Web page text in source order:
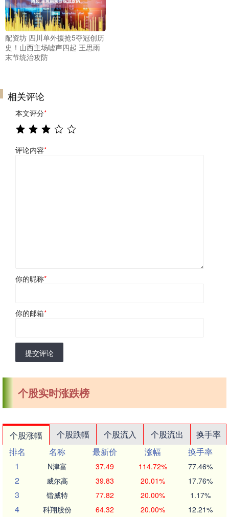
配资坊 四川单外援抢5夺冠创历
史！山西主场嘘声四起 王思雨
末节统治攻防
相关评论
本文评分*
评论内容*
你的昵称*
你的邮箱*
提交评论
个股实时涨跌榜
个股涨幅 个股跌幅 个股流入 个股流出
换手率
排名
名称 最新价 涨幅
换手率
1
N津富 37.49 114.72% 77.46%
2 威尔高 39.83 20.01% 17.76%
3 锴威特 77.82 20.00% 1.17%
4 科翔股份 64.32 20.00% 12.21%